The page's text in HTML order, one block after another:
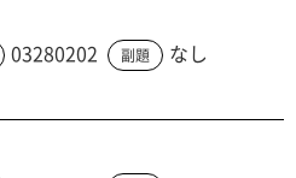
03280202 副題 なし